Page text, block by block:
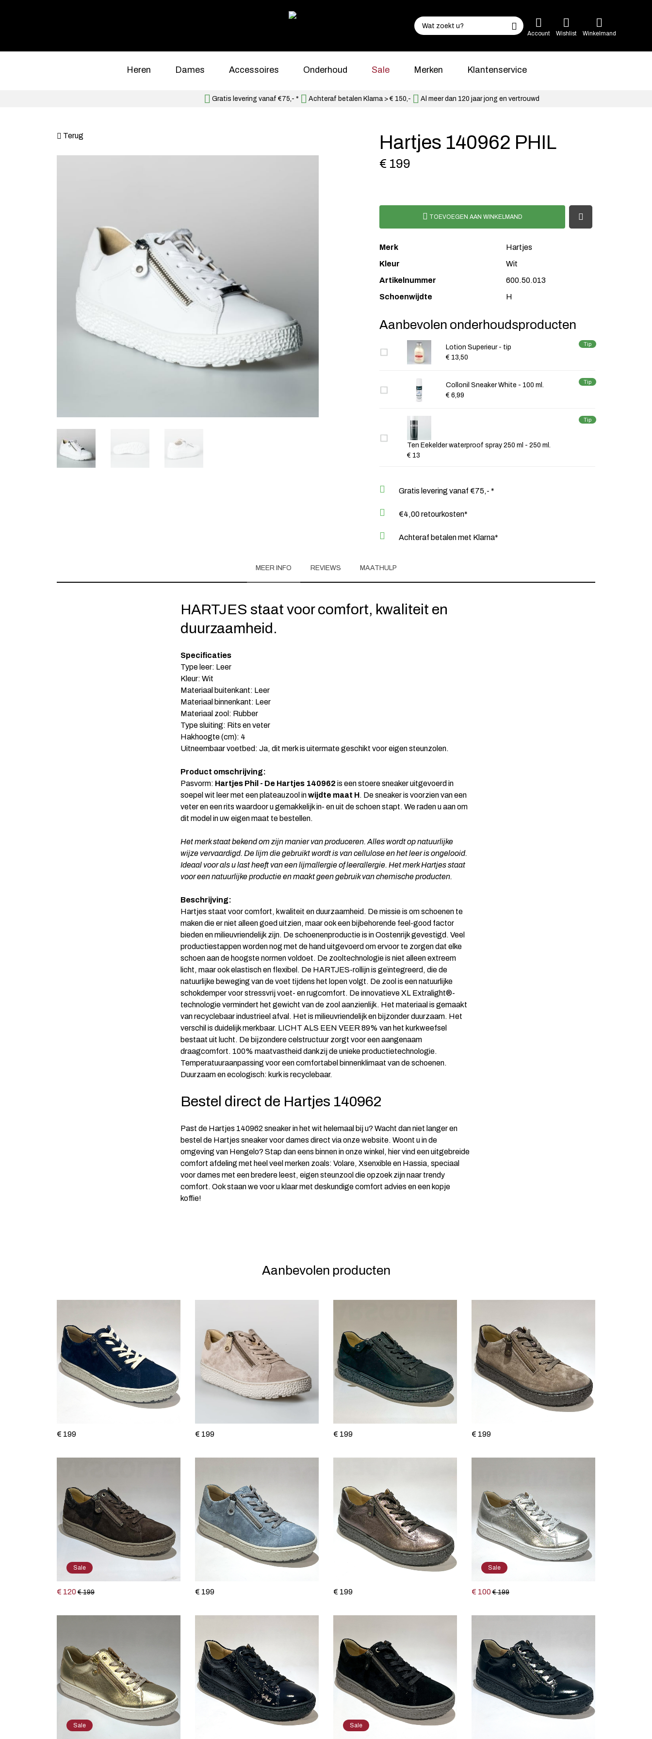
Account Wishlist Winkelmand
Heren Dames Accessoires Onderhoud Sale Merken Klantenservice
Gratis levering vanaf €75,- * Achteraf betalen Klarna > € 150,- Al meer dan 120 jaar jong en vertrouwd
Terug Hartjes 140962 PHIL
€ 199
TOEVOEGEN AAN WINKELMAND
Merk
Hartjes
Kleur
Wit
Artikelnummer
600.50.013
Schoenwijdte
H
Aanbevolen onderhoudsproducten
Tip
Lotion Superieur - tip
€ 13,50
Tip
Collonil Sneaker White - 100 ml.
€ 6,99
Tip
Ten Eekelder waterproof spray 250 ml - 250 ml.
€ 13
Gratis levering vanaf €75,- *
€4,00 retourkosten*
Achteraf betalen met Klarna*
MEER INFO REVIEWS MAATHULP
HARTJES staat voor comfort, kwaliteit en
duurzaamheid.
Specificaties
Type leer: Leer
Kleur: Wit
Materiaal buitenkant: Leer
Materiaal binnenkant: Leer
Materiaal zool: Rubber
Type sluiting: Rits en veter
Hakhoogte (cm): 4
Uitneembaar voetbed: Ja, dit merk is uitermate geschikt voor eigen steunzolen.
Product omschrijving:
Pasvorm: Hartjes Phil - De Hartjes 140962 is een stoere sneaker uitgevoerd in
soepel wit leer met een plateauzool inwijdte maat H. De sneaker is voorzien van een
veter en een rits waardoor u gemakkelijk in- en uit de schoen stapt. We raden u aan om
dit model in uw eigen maat te bestellen.
Het merk staat bekend om zijn manier van produceren. Alles wordt op natuurlijke
wijze vervaardigd. De lijm die gebruikt wordt is van cellulose en het leer is ongelooid.
Ideaal voor als u last heeft van een lijmallergie of leerallergie. Het merk Hartjes staat
voor een natuurlijke productie en maakt geen gebruik van chemische producten.
Beschrijving:
Hartjes staat voor comfort, kwaliteit en duurzaamheid. De missie is om schoenen te
maken die er niet alleen goed uitzien, maar ook een bijbehorende feel-good factor
bieden en milieuvriendelijk zijn. De schoenenproductie is in Oostenrijk gevestigd. Veel
productiestappen worden nog met de hand uitgevoerd om ervoor te zorgen dat elke
schoen aan de hoogste normen voldoet. De zooltechnologie is niet alleen extreem
licht, maar ook elastisch en flexibel. De HARTJES-rollijn is geïntegreerd, die de
natuurlijke beweging van de voet tijdens het lopen volgt. De zool is een natuurlijke
schokdemper voor stressvrij voet- en rugcomfort. De innovatieve XL Extralight®-
technologie vermindert het gewicht van de zool aanzienlijk. Het materiaal is gemaakt
van recyclebaar industrieel afval. Het is milieuvriendelijk en bijzonder duurzaam. Het
verschil is duidelijk merkbaar. LICHT ALS EEN VEER 89% van het kurkweefsel
bestaat uit lucht. De bijzondere celstructuur zorgt voor een aangenaam
draagcomfort. 100% maatvastheid dankzij de unieke productietechnologie.
Temperatuuraanpassing voor een comfortabel binnenklimaat van de schoenen.
Duurzaam en ecologisch: kurk is recyclebaar.
Bestel direct de Hartjes 140962
Past de Hartjes 140962 sneaker in het wit helemaal bij u? Wacht dan niet langer en
bestel de Hartjes sneaker voor dames direct via onze website. Woont u in de
omgeving van Hengelo? Stap dan eens binnen in onze winkel, hier vind een uitgebreide
comfort afdeling met heel veel merken zoals: Volare, Xsenxible en Hassia, speciaal
voor dames met een bredere leest, eigen steunzool die opzoek zijn naar trendy
comfort. Ook staan we voor u klaar met deskundige comfort advies en een kopje
koffie!
Aanbevolen producten
€ 199 € 199 € 199 € 199
Sale
€ 120 € 199 € 199 € 199
Sale
€ 100 € 199
Sale Sale